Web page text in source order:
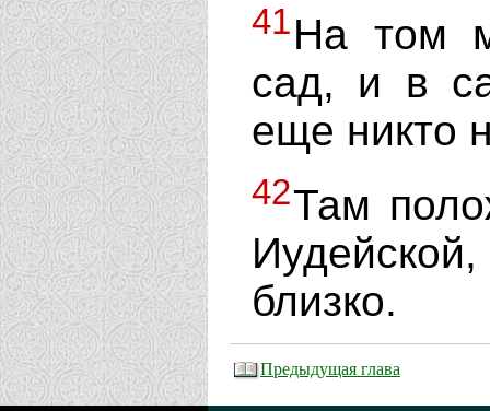
41На том
сад, и в
еще никто
42Там
близко.
Предыдущая глава